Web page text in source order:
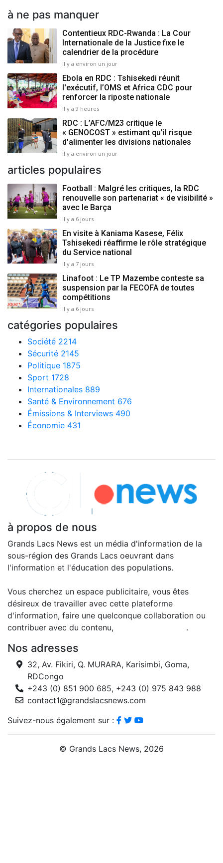
à ne pas manquer
Contentieux RDC-Rwanda : La Cour
Internationale de la Justice fixe le
calendrier de la procédure
Il y a environ un jour
Ebola en RDC : Tshisekedi réunit
l'exécutif, l’OMS et Africa CDC pour
renforcer la riposte nationale
Il y a 9 heures
RDC : L’AFC/M23 critique le
« GENOCOST » estimant qu’il risque
d'alimenter les divisions nationales
Il y a environ un jour
articles populaires
Football : Malgré les critiques, la RDC
renouvelle son partenariat « de visibilité »
avec le Barça
Il y a 6 jours
En visite à Kaniama Kasese, Félix
Tshisekedi réaffirme le rôle stratégique
du Service national
Il y a 7 jours
Linafoot : Le TP Mazembe conteste sa
suspension par la FECOFA de toutes
compétitions
Il y a 6 jours
catégories populaires
Société 2214
Sécurité 2145
Politique 1875
Sport 1728
Internationales 889
Santé & Environnement 676
Émissions & Interviews 490
Économie 431
à propos de nous
Grands Lacs News est un média d'information de la
sous-région des Grands Lacs oeuvrant dans
l'information et l'éducation des populations.
Vous cherchez un espace publicitaire, vous êtes
désireux de travailler avec cette plateforme
d'information, faire une quelconque collaboration ou
contribuer avec du contenu,
.
Nos adresses
32, Av. Fikiri, Q. MURARA, Karisimbi, Goma,
RDCongo
+243 (0) 851 900 685, +243 (0) 975 843 988
contact1@grandslacsnews.com
Suivez-nous également sur :
© Grands Lacs News, 2026